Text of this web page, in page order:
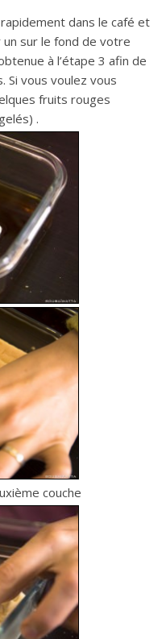
dans le café et
sur le fond de votre
à l’étape 3 afin de
Si vous voulez vous
fruits rouges
.
couche